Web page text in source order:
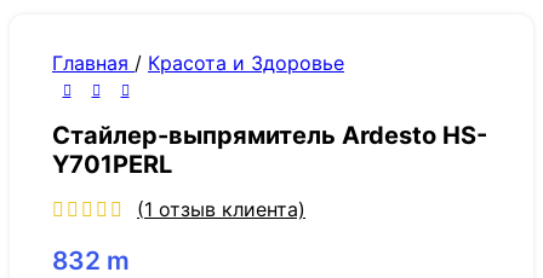
Главная / Красота и Здоровье
Стайлер-выпрямитель Ardesto HS-
Y701PERL
(1 отзыв клиента)
832 m